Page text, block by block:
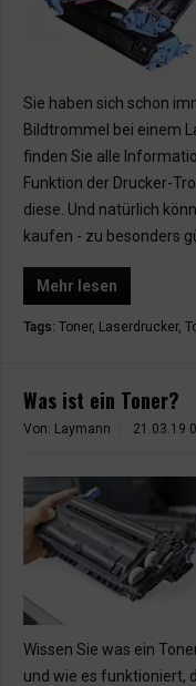
Sie haben sich schon
Bildtrommel bei einem
finden Sie alle
Funktion der Drucker-
diese. Und natürlich
kaufen - zu besonders
Mehr lesen
Tags: Toner, Laserdrucker,
Was ist ein Toner?
Von: Laymann 21.03.19
Wissen Sie was ein
und wie es funktioniert,